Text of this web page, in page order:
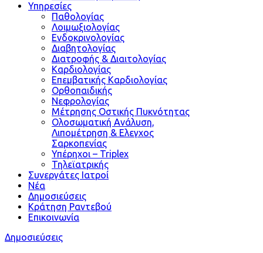
Υπηρεσίες
Παθολογίας
Λοιμωξιολογίας
Ενδοκρινολογίας
Διαβητολογίας
Διατροφής & Διαιτολογίας
Καρδιολογίας
Επεμβατικής Καρδιολογίας
Ορθοπαιδικής
Νεφρολογίας
Μέτρησης Οστικής Πυκνότητας
Ολοσωματική Ανάλυση,
Λιπομέτρηση & Ελεγχος
Σαρκοπενίας
Υπέρηχοι – Triplex
Τηλεϊατρικής
Συνεργάτες Ιατροί
Νέα
Δημοσιεύσεις
Κράτηση Ραντεβού
Επικοινωνία
Δημοσιεύσεις